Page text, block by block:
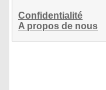
Confidentialité
A propos de nous